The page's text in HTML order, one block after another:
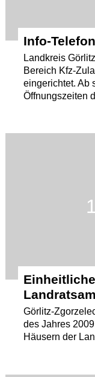
Info-
Landkreis
Bereich Kfz-
eingerichtet. Ab
Öffnungszeiten
Görlitz-
des Jahres
Häusern der